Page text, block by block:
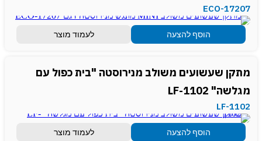
ECO-17207
הוסף להצעה לעמוד מוצר
מתקן שעשועים משולב מנירוסטה "בית כפול עם
מגלשה" LF-1102
LF-1102
הוסף להצעה לעמוד מוצר